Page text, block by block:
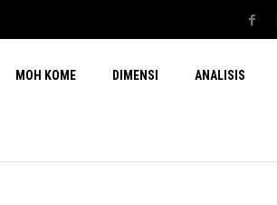
MOH KOME DIMENSI ANALISIS